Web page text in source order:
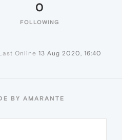
0
FOLLOWING
Online 13 Aug 2020, 16:40
BY AMARANTE